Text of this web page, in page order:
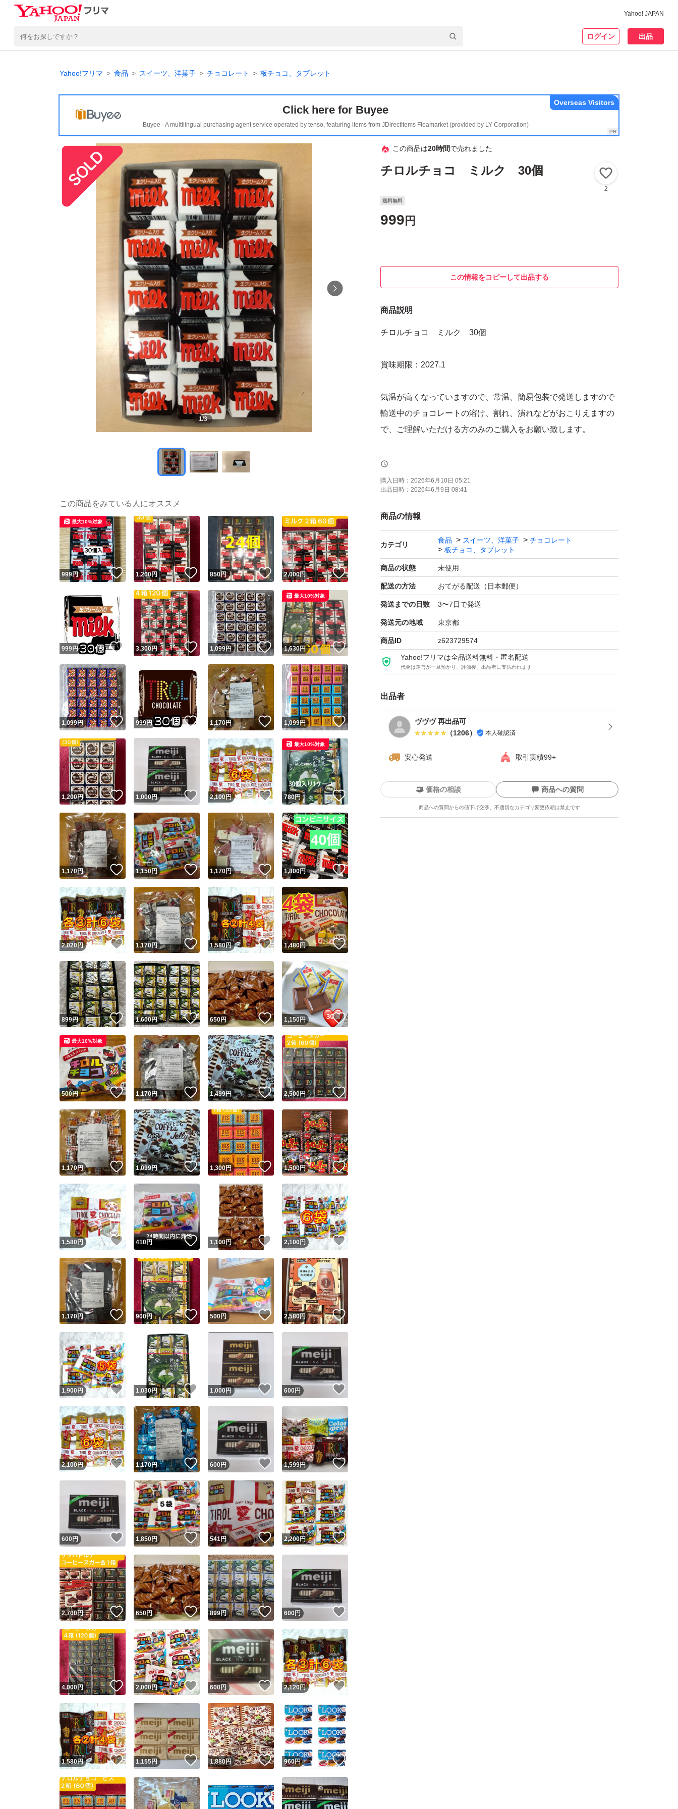
Yahoo! JAPAN
ログイン 出品
Yahoo!フリマ 食品 スイーツ、洋菓子 チョコレート 板チョコ、タブレット
Click here for Buyee
Buyee - A multilingual purchasing agent service operated by tenso, featuring items from JDirectItems Fleamarket (provided by LY Corporation)
Overseas Visitors
1/3
この商品は20時間で売れました
チロルチョコ ミルク 30個
2
送料無料
999 円
この情報をコピーして出品する
商品説明
チロルチョコ ミルク 30個
賞味期限：2027.1
気温が高くなっていますので、常温、簡易包装で発送しますので
輸送中のチョコレートの溶け、割れ、潰れなどがおこりえますの
で、ご理解いただける方のみのご購入をお願い致します。
神経質な方の購入は、ご遠慮下さい。
即購入OK,値下げ不可です。
購入日時： 2026年6月10日 05:21
出品日時： 2026年6月9日 08:41
商品の情報
カテゴリ
食品 スイーツ、洋菓子
チョコレート
板チョコ、タブレット
商品の状態 未使用
配送の方法 おてがる配送（日本郵便）
発送までの日数 3〜7日で発送
発送元の地域 東京都
商品ID z623729574
Yahoo!フリマは全品送料無料・匿名配送
代金は運営が一旦預かり、評価後、出品者に支払われます
出品者
ヴヴヴ 再出品可
（1206） 本人確認済
安心発送 取引実績99+
ユーザーの実績について
Yahoo!フリマが定めた一定の基準を満たしたユーザーにバッジを付与しています
安心取引出品者
安心取引出品者 Yahoo!フリマの基準をクリアした安心・安全なユーザーです
取引実績
取引実績◯+ このユーザーはYahoo!フリマの取引を完了させた実績があります
他フリマ実績◯+ このユーザーは他フリマサービスでの取引実績があります
スピード&安心発送
※このバッジは実績に基づく表示であり、発送を保証しているものではありません
スピード＆安心発送
このユーザーは高頻度で24時間以内＆設定した発送日数内に発送してい
ます
スピード発送 このユーザーは高頻度で24時間以内に発送しています
安心発送 このユーザーは設定した発送日数内に発送しています
価格の相談 商品への質問
商品への質問からの値下げ交渉、不適切なカテゴリ変更依頼は禁止です
この商品の情報をコピーします
商品画像の無断転載は禁止されています
コピーは1商品につき1回 です
出品ページへ
キャンセル
この商品をみている人にオススメ
999円 いいね！
最大10%対象
1,200円 いいね！
850円 いいね！
2,000円 いいね！
999円 いいね！
3,300円 いいね！
1,099円 いいね！
1,630円 いいね！
最大10%対象
1,099円 いいね！
999円 いいね！
1,170円 いいね！
1,099円 いいね！
1,200円 いいね！
1,000円 いいね！
2,100円 いいね！
780円
最大10%対象
1,170円 いいね！
1,150円 いいね！
1,170円 いいね！
1,800円 いいね！
2,020円 いいね！
1,170円 いいね！
1,580円 いいね！
1,480円 いいね！
899円 いいね！
1,600円 いいね！
650円 いいね！
1,150円 いいね！
500円 いいね！
最大10%対象
1,170円 いいね！
1,499円 いいね！
2,500円 いいね！
1,170円 いいね！
1,099円 いいね！
1,300円 いいね！
1,500円 いいね！
1,580円 いいね！
410円 いいね！
1,100円 いいね！
2,100円 いいね！
1,170円 いいね！
900円 いいね！
500円 いいね！
2,580円
1,900円 いいね！
1,030円 いいね！
1,000円 いいね！
600円
2,100円 いいね！
1,170円 いいね！
600円 いいね！
1,599円 いいね！
600円 いいね！
1,850円 いいね！
541円 いいね！
2,200円 いいね！
2,700円 いいね！
650円 いいね！
899円 いいね！
600円
4,000円 いいね！
2,000円 いいね！
600円 いいね！
2,120円 いいね！
1,580円 いいね！
1,155円 いいね！
1,880円 いいね！
960円